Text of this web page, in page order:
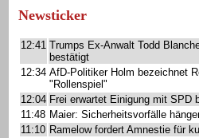
Newsticker
12:41 Trumps Ex-Anwalt Todd
bestätigt
12:34 AfD-Politiker Holm bezeichnet
"Rollenspiel"
12:04 Frei erwartet Einigung mit SPD
11:48 Maier: Sicherheitsvorfälle
11:10 Ramelow fordert Amnestie für